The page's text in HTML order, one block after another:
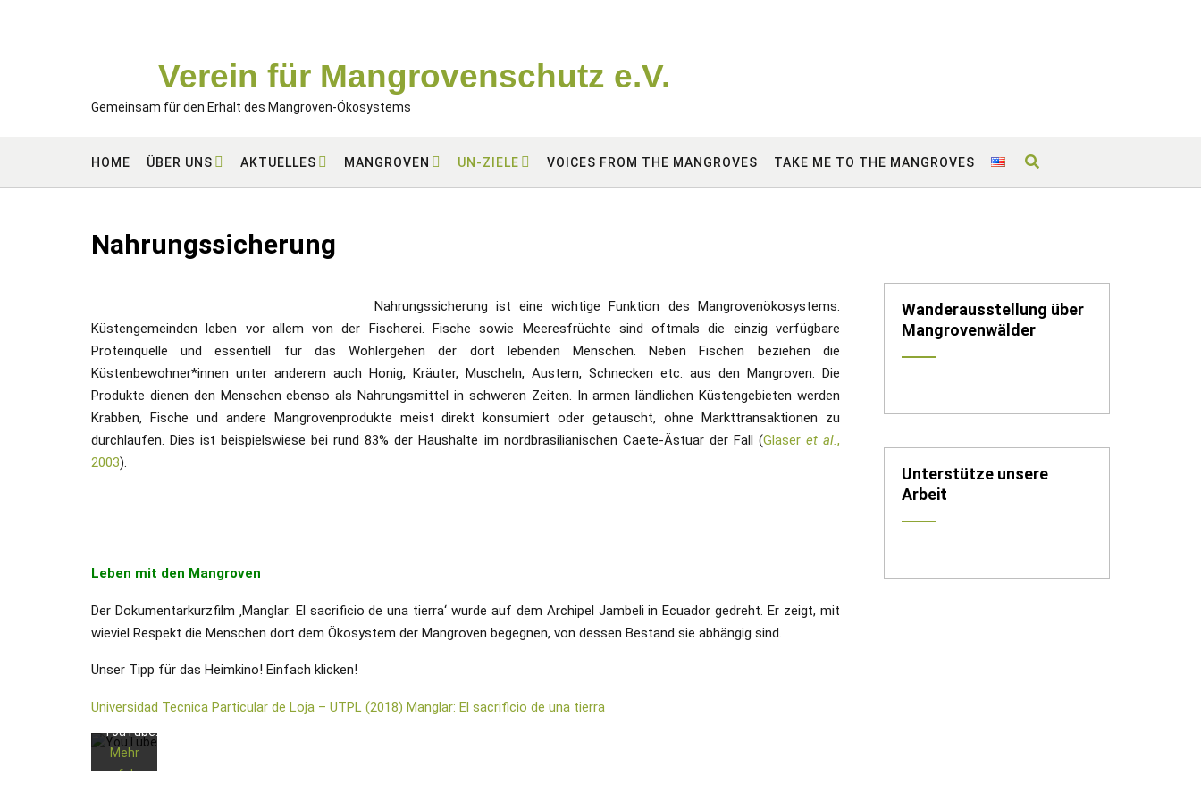
Verein für Mangrovenschutz e.V.
Gemeinsam für den Erhalt des Mangroven-Ökosystems
HOME ÜBER UNS AKTUELLES MANGROVEN UN-ZIELE VOICES FROM THE MANGROVES TAKE ME TO THE MANGROVES
Nahrungssicherung
Nahrungssicherung ist eine wichtige Funktion des Mangrovenökosystems.
Küstengemeinden leben vor allem von der Fischerei. Fische sowie Meeresfrüchte sind oftmals die einzig verfügbare
Proteinquelle und essentiell für das Wohlergehen der dort lebenden Menschen. Neben Fischen beziehen die
Küstenbewohner*innen unter anderem auch Honig, Kräuter, Muscheln, Austern, Schnecken etc. aus den Mangroven. Die
Produkte dienen den Menschen ebenso als Nahrungsmittel in schweren Zeiten. In armen ländlichen Küstengebieten werden
Krabben, Fische und andere Mangrovenprodukte meist direkt konsumiert oder getauscht, ohne Markttransaktionen zu
durchlaufen. Dies ist beispielswiese bei rund 83% der Haushalte im nordbrasilianischen Caete-Ästuar der Fall (Glaser et al. ,
2003).
Leben mit den Mangroven
Der Dokumentarkurzfilm ‚Manglar: El sacrificio de una tierra‘ wurde auf dem Archipel Jambeli in Ecuador gedreht. Er zeigt, mit
wieviel Respekt die Menschen dort dem Ökosystem der Mangroven begegnen, von dessen Bestand sie abhängig sind.
Unser Tipp für das Heimkino! Einfach klicken!
Universidad Tecnica Particular de Loja – UTPL (2018) Manglar: El sacrificio de una tierra
Laden
des
Sie die
von
YouTube.
Mehr
erfahr
Wanderausstellung über
Mangrovenwälder
Unterstütze unsere
Arbeit